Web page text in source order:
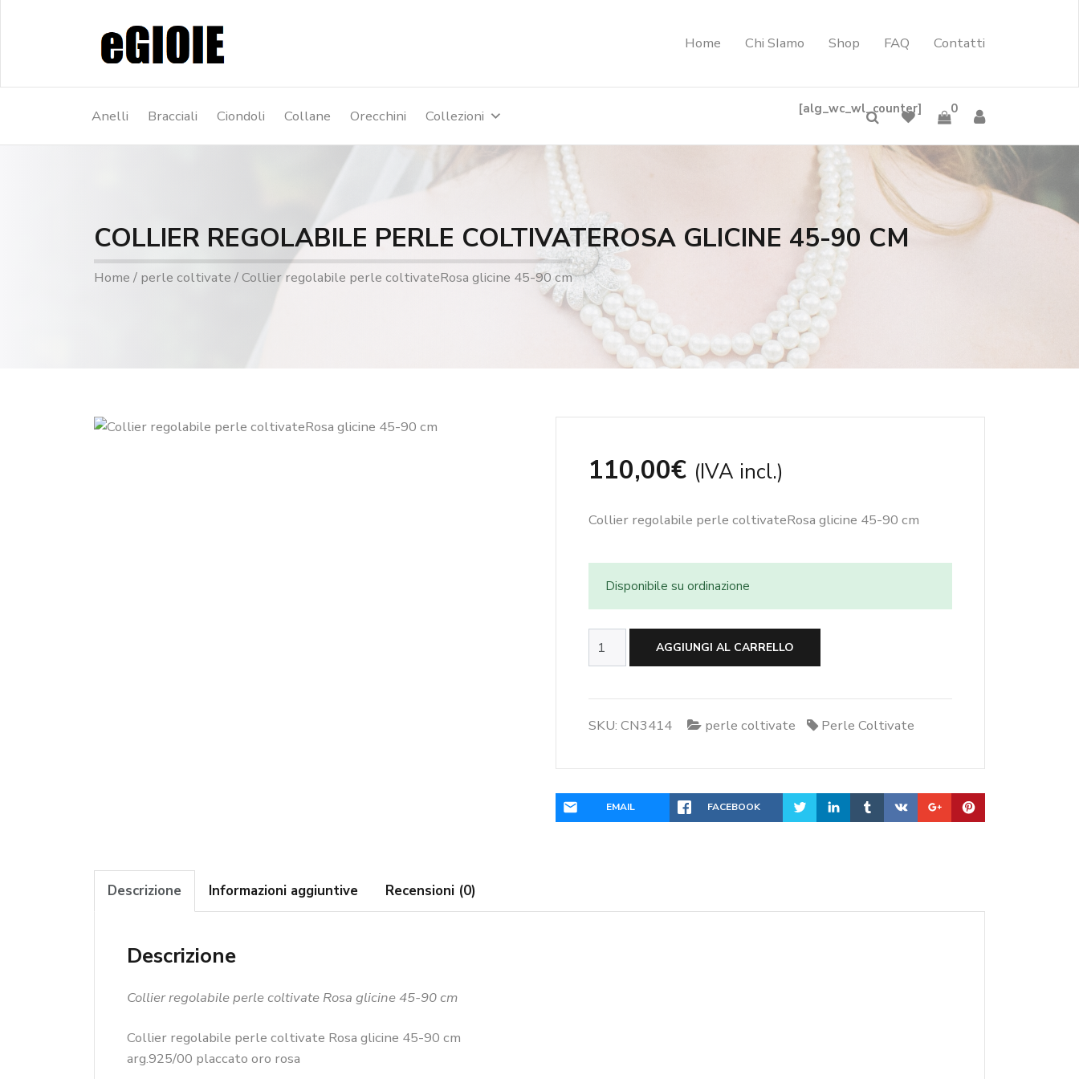
Home Chi SIamo Shop FAQ Contatti
Anelli Bracciali Ciondoli Collane Orecchini Collezioni [alg_wc_wl_counter] 0
COLLIER REGOLABILE PERLE COLTIVATEROSA GLICINE 45-90 CM
Home / perle coltivate / Collier regolabile perle coltivateRosa glicine 45-90 cm
110,00€ (IVA incl.)
Collier regolabile perle coltivateRosa glicine 45-90 cm
Disponibile su ordinazione
coltivateRosa
glicine
quantità
AGGIUNGI AL CARRELLO
SKU: CN3414 perle coltivate Perle Coltivate
EMAIL FACEBOOK
Descrizione Informazioni aggiuntive Recensioni (0)
Descrizione
Collier regolabile perle coltivate Rosa glicine 45-90 cm
Collier regolabile perle coltivate Rosa glicine 45-90 cm
arg.925/00 placcato oro rosa